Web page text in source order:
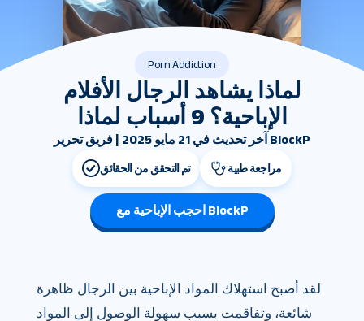
Porn Addiction
لماذا يشاهد الرجال الأفلام
الإباحية؟ 9 أسباب لماذا
آخر تحديث في 21 مايو 2025 | فريق تحرير BlockP
تم التحقق من الحقائق مراجعة طبية
احجب الإباحية مع BlockP
لقد أصبح استهلاك المواد الإباحية بين الرجال ظاهرة
شائعة، وتفاقمت بسبب سهولة الوصول إلى المواد